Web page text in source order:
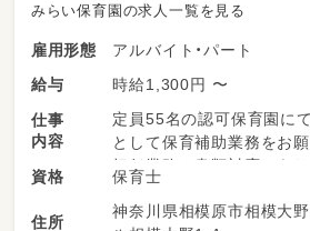
（その日の様子を伝える簡
教室内の片付け・清掃）
みらい保育園の求人一覧を見る
雇用形態
アルバイト・パート
給与
時給1,300円 〜
仕事
内容
定員55名の認可保育園に
として保育補助業務をお願
担任業務や書類対応はあり
たちとじっくり関わるこ
資格 保育士
住所
神奈川県相模原市相模大